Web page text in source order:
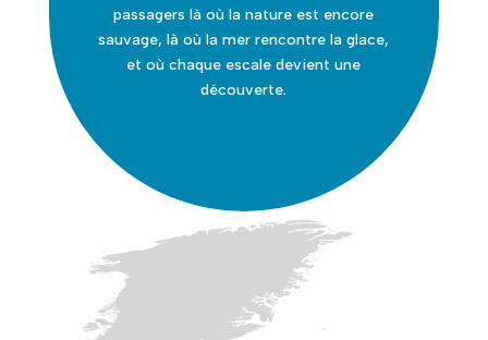
passagers là où la nature est encore
sauvage, là où la mer rencontre la glace,
et où chaque escale devient une
découverte.